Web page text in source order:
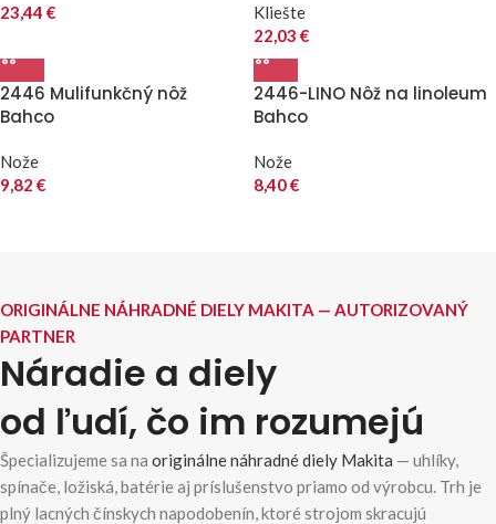
23,44 €
Kliešte
22,03 €
2446 Mulifunkčný nôž
Bahco
Nože
9,82 €
2446-LINO Nôž na linoleum
Bahco
Nože
8,40€
ORIGINÁLNE NÁHRADNÉ DIELY MAKITA — AUTORIZOVANÝ
PARTNER
Náradie a diely
od ľudí, čo im rozumejú
Špecializujeme sa na originálne náhradné diely Makita — uhlíky,
spínače, ložiská, batérie aj príslušenstvo priamo od výrobcu. Trh je
plný lacných čínskych napodobenín, ktoré strojom skracujú